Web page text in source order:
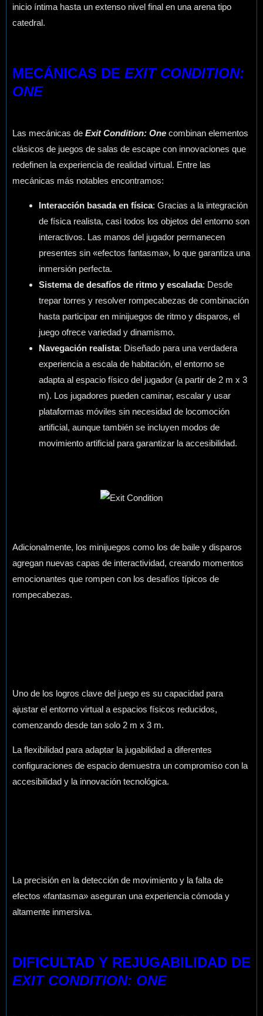
inicio íntima hasta un extenso nivel final en una arena tipo
catedral.
MECÁNICAS DE EXIT CONDITION:
ONE
Las mecánicas de Exit Condition: One combinan elementos
clásicos de juegos de salas de escape con innovaciones que
redefinen la experiencia de realidad virtual. Entre las
mecánicas más notables encontramos:
Interacción basada en física: Gracias a la integración
de física realista, casi todos los objetos del entorno son
interactivos. Las manos del jugador permanecen
presentes sin «efectos fantasma», lo que garantiza una
inmersión perfecta.
Sistema de desafíos de ritmo y escalada: Desde
trepar torres y resolver rompecabezas de combinación
hasta participar en minijuegos de ritmo y disparos, el
juego ofrece variedad y dinamismo.
Navegación realista: Diseñado para una verdadera
experiencia a escala de habitación, el entorno se
adapta al espacio físico del jugador (a partir de 2 m x 3
m). Los jugadores pueden caminar, escalar y usar
plataformas móviles sin necesidad de locomoción
artificial, aunque también se incluyen modos de
movimiento artificial para garantizar la accesibilidad.
Adicionalmente, los minijuegos como los de baile y disparos
agregan nuevas capas de interactividad, creando momentos
emocionantes que rompen con los desafíos típicos de
rompecabezas.
Uno de los logros clave del juego es su capacidad para
ajustar el entorno virtual a espacios físicos reducidos,
comenzando desde tan solo 2 m x 3 m.
La flexibilidad para adaptar la jugabilidad a diferentes
configuraciones de espacio demuestra un compromiso con la
accesibilidad y la innovación tecnológica.
La precisión en la detección de movimiento y la falta de
efectos «fantasma» aseguran una experiencia cómoda y
altamente inmersiva.
DIFICULTAD Y REJUGABILIDAD DE
EXIT CONDITION: ONE